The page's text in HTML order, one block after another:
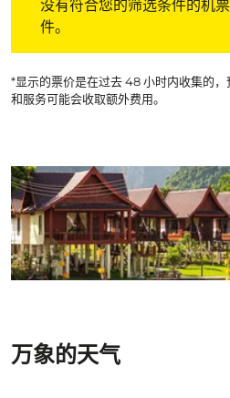
没有符合您的筛选条件的机
件。
*显示的票价是在过去 48 小时内收集的
和服务可能会收取额外费用。
万象的天气